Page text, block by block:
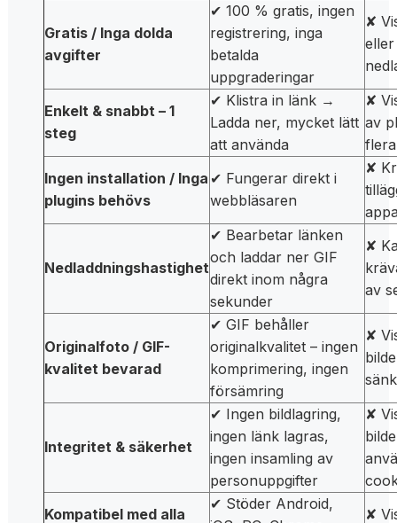
Gratis / Inga dolda
avgifter
✔ 100 % gratis, ingen
registrering, inga
betalda
uppgraderingar
✘
Enkelt & snabbt – 1
steg
✔ Klistra in länk →
Ladda ner, mycket lätt
att använda
✘
av
Ingen installation / Inga
plugins behövs
✔ Fungerar direkt i
webbläsaren
✘
Nedladdningshastighet
✔ Bearbetar länken
och laddar ner GIF
direkt inom några
sekunder
✘
av
Originalfoto / GIF-
kvalitet bevarad
✔ GIF behåller
originalkvalitet – ingen
komprimering, ingen
försämring
✘
Integritet & säkerhet
✔ Ingen bildlagring,
ingen länk lagras,
ingen insamling av
personuppgifter
✘
Kompatibel med alla
✔ Stöder Android,
✘